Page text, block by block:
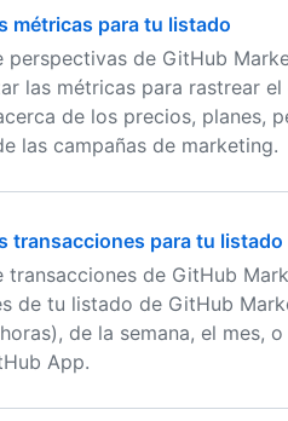
métricas para tu listado
perspectivas de GitHub
las métricas para rastrear
de los precios, planes,
las campañas de marketing.
transacciones para tu listado
transacciones de GitHub
de tu listado de GitHub
de la semana, el mes,
App.